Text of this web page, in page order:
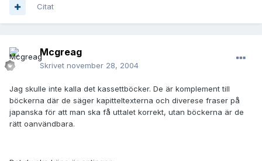
Citat
Mcgreag
Skrivet november 28, 2004
Jag skulle inte kalla det kassettböcker. De är komplement till
böckerna där de säger kapitteltexterna och diverese fraser på
japanska för att man ska få uttalet korrekt, utan böckerna är de
rätt oanvändbara.